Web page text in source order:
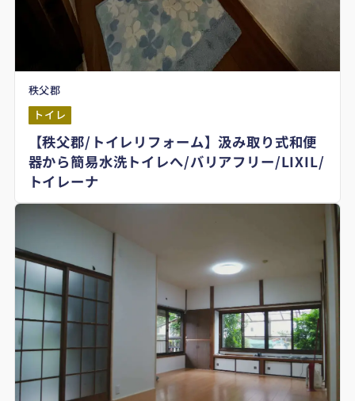
秩父郡
トイレ
【秩父郡/トイレリフォーム】汲み取り式和便
器から簡易水洗トイレへ/バリアフリー/LIXIL/
トイレーナ